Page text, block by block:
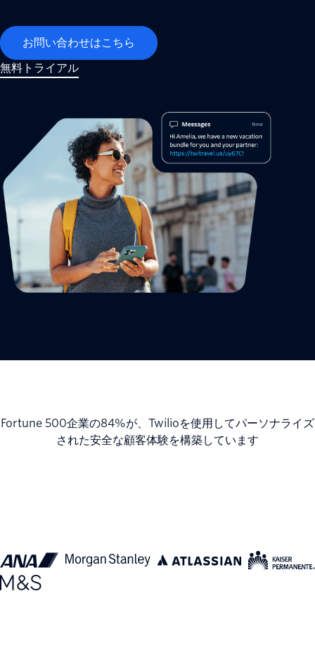
お問い合わせはこちら
無料トライアル
Fortune 500企業の84%が、Twilioを使用してパーソナライズ
された安全な顧客体験を構築しています